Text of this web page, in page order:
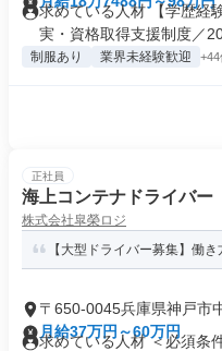
求めている人材 【学歴経
実・資格取得支援制度／20
制服あり 業界未経験歓迎 +44
正社員
海上コンテナドライバ
株式会社皐榮ロジ
【大型ドライバー募集】働
〒650-0045兵庫県神戸市
月給37万円～60万円
求めている人材 ＜必須条